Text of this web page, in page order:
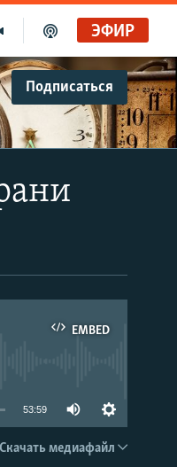
ЭФИР
Подписаться
EMBED
EMBED
53:59
Скачать медиафайл